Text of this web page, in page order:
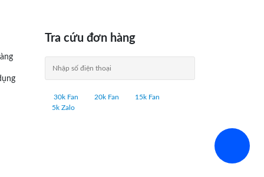
Tra cứu đơn hàng
30k Fan 20k Fan
15k Fan
5k Zalo